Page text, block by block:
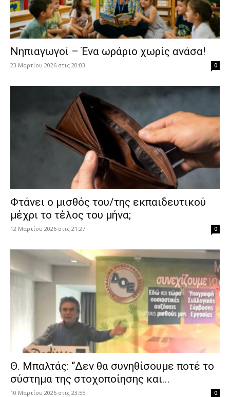
Νηπιαγωγοί – Ένα ωράριο χωρίς ανάσα!
23 Μαρτίου 2026 στις 20:03 0
Φτάνει ο μισθός του/της εκπαιδευτικού
μέχρι το τέλος του μήνα;
12 Μαρτίου 2026 στις 21:27 0
Θ. Μπαλτάς: “Δεν θα συνηθίσουμε ποτέ το
σύστημα της στοχοποίησης και...
10 Μαρτίου 2026 στις 23:55 0